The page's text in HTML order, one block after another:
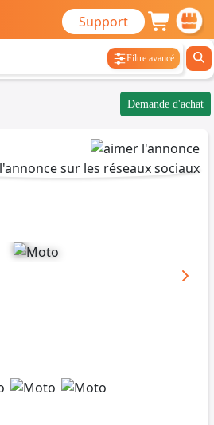
Support
Filtre avancé
Demande d'achat